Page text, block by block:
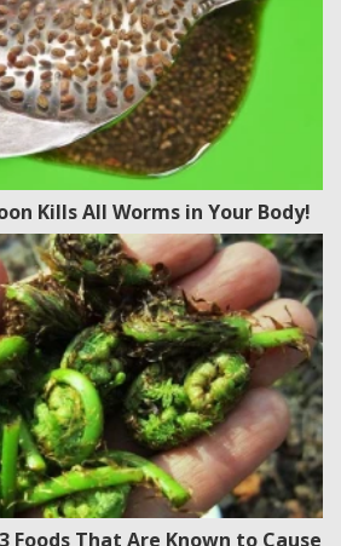
Kills All Worms in Your Body!
Foods That Are Known to Cause